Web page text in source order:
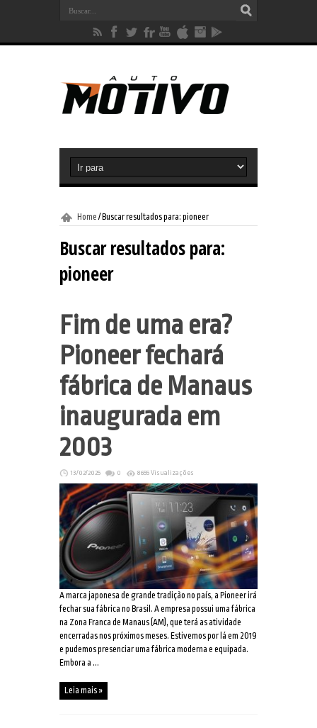
Home / Buscar resultados para: pioneer
Buscar resultados para:
pioneer
Fim de uma era?
Pioneer fechará
fábrica de Manaus
inaugurada em
2003
13/02/2025 0 8655 Visualizações
A marca japonesa de grande tradição no país, a Pioneer irá
fechar sua fábrica no Brasil. A empresa possui uma fábrica
na Zona Franca de Manaus (AM), que terá as atividade
encerradas nos próximos meses. Estivemos por lá em 2019
e pudemos presenciar uma fábrica moderna e equipada.
Embora a ...
Leia mais »